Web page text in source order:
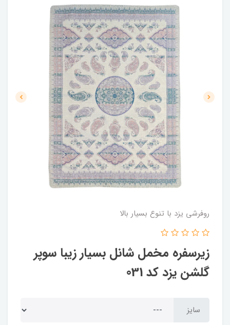
روفرشی یزد با تنوع بسیار بالا
زیرسفره مخمل شانل بسیار زیبا سوپر
گلشن یزد کد 031
سایز